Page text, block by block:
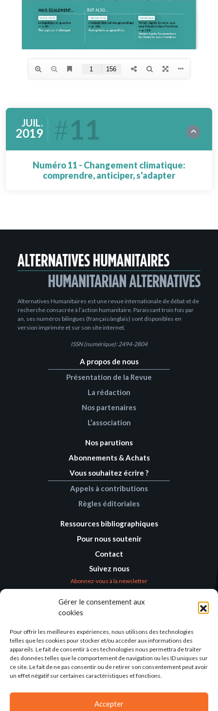
Gérer le consentement aux
cookies
Pour offrir les meilleures expériences, nous utilisons des technologies
telles que les cookies pour stocker et/ou accéder aux informations des
appareils. Le fait de consentir à ces technologies nous permettra de traiter
des données telles que le comportement de navigation ou les ID uniques sur
ce site. Le fait de ne pas consentir ou de retirer son consentement peut avoir
un effet négatif sur certaines caractéristiques et fonctions.
Accepter
JUIL.
2019 11
Numéro 11 - Changement climatique:
comprendre, anticiper, s'adapter
Alternatives Humanitaires est une revue internationale de débat et de
recherche consacrée à l’action humanitaire. Paraissant trois fois par
an, ses numéros bilingues (français/anglais) sont disponibles en
version imprimée et sur son site internet.
ISSN (numérique): 2494-2804
A propos de nous
Présentation de la Revue
La rédaction
Nos partenaires
L’association
Nos parutions
Abonnements & Achats
Vous souhaitez écrire ?
Appels à contributions
Règles éditoriales
Ressources bibliographiques
Pour nous soutenir
Contact
Suivez nous
Abonnez-vous à la newsletter
Humanitaires –
Humanitarian
Alternatives
138 avenue des Frères
Lumière – CS 88379